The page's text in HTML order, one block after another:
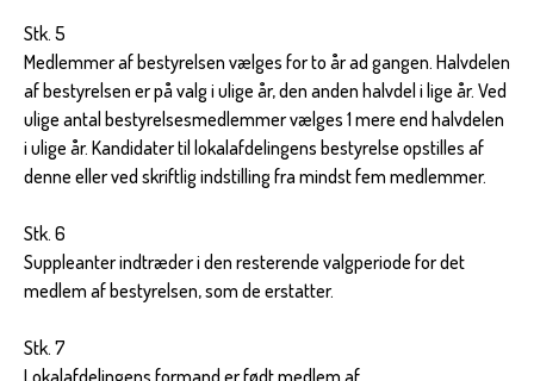
Stk. 5
Medlemmer af bestyrelsen vælges for to år ad gangen. Halvdelen
af bestyrelsen er på valg i ulige år, den anden halvdel i lige år. Ved
ulige antal bestyrelsesmedlemmer vælges 1 mere end halvdelen
i ulige år. Kandidater til lokalafdelingens bestyrelse opstilles af
denne eller ved skriftlig indstilling fra mindst fem medlemmer.
Stk. 6
Suppleanter indtræder i den resterende valgperiode for det
medlem af bestyrelsen, som de erstatter.
Stk. 7
Lokalafdelingens formand er født medlem af